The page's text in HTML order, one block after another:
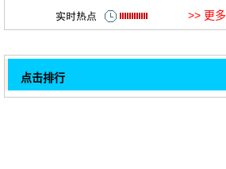
>> 更多
点击排行